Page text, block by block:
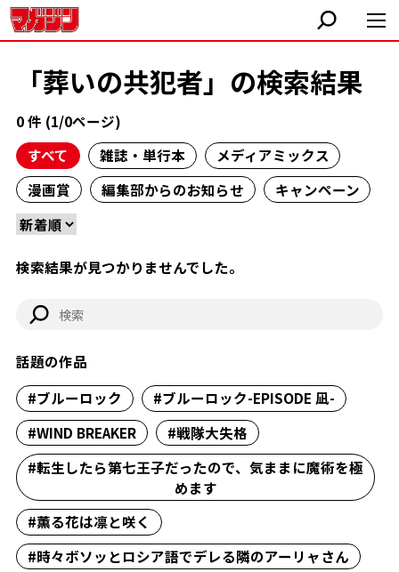
「葬いの共犯者」の検索結果
0 件 (1/0ページ)
すべて
雑誌・単行本
メディアミックス
漫画賞
編集部からのお知らせ キャンペーン
検索結果が見つかりませんでした。
話題の作品
#ブルーロック
#ブルーロック-EPISODE 凪-
#WIND BREAKER
#戦隊大失格
#転生したら第七王子だったので、気ままに魔術を極
めます
#薫る花は凛と咲く
#時々ボソッとロシア語でデレる隣のアーリャさん